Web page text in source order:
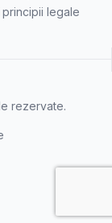
principii legale
rezervate.